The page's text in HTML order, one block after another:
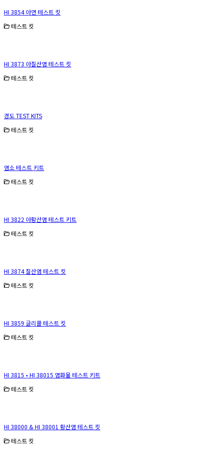
HI 3854 아연 테스트 킷
테스트 킷
HI 3873 아질산염 테스트 킷
테스트 킷
경도 TEST KITS
테스트 킷
염소 테스트 키트
테스트 킷
HI 3822 아황산염 테스트 키트
테스트 킷
HI 3874 질산염 테스트 킷
테스트 킷
HI 3859 글리콜 테스트 킷
테스트 킷
HI 3815 • HI 38015 염화물 테스트 키트
테스트 킷
HI 38000 & HI 38001 황산염 테스트 킷
테스트 킷